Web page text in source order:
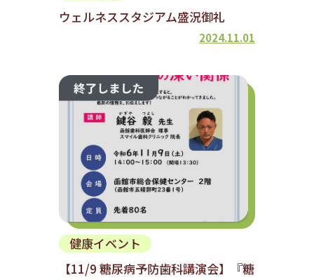
ウェルネススタジアム盛況御礼
2024.11.01
健康イベント
【11/9 糖尿病予防歯科講演会】『糖